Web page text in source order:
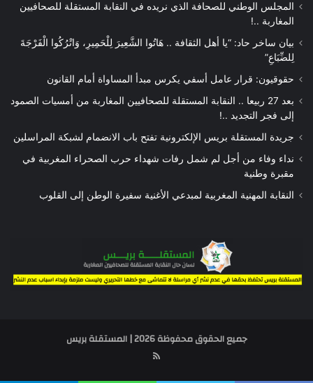
المجلس الوطني للصحافة الذي نريده في النقابة المستقلة للصحافيين
المغاربة ..!
بيان ساخر حاد: “يا أهل الثقافة .. هَاتُوا الشَّعِيرَ لِلْحَمِيرِ، وَاتْرُكُوا الْفَرْجَةَ
لِلضِّبَاعِ”
حقوقيون: قرار عامل أسفي يكرس مبدأ المساواة أمام القانون
بعد 27 ربيعا .. النقابة المستقلة للصحافيين المغاربة من أمسيات الصمود
إلى فجر التجديد ..!
جريدة المستقلة بريس الإلكترونية تفتح باب الانضمام لشبكة المراسلين
نداء وفاء من أجل لم شمل رفات شهداء حرب الصحراء المغربية في
مقبرة وطنية
النقابة المهنية المغربية لمبدعي الأغنية سفيرة الوطن إلى القلوب
جميع الحقوق محفوظة 2026 | المستقلة بريس
RSS